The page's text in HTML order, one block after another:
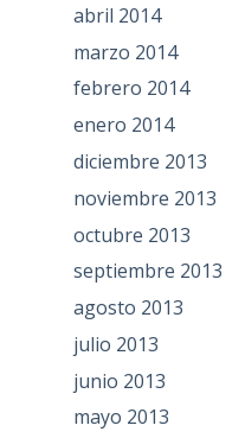
abril 2014
marzo 2014
febrero 2014
enero 2014
diciembre 2013
noviembre 2013
octubre 2013
septiembre 2013
agosto 2013
julio 2013
junio 2013
mayo 2013